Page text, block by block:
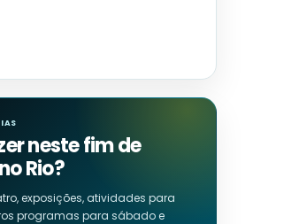
neste fim de
Rio?
exposições, atividades para
programas para sábado e